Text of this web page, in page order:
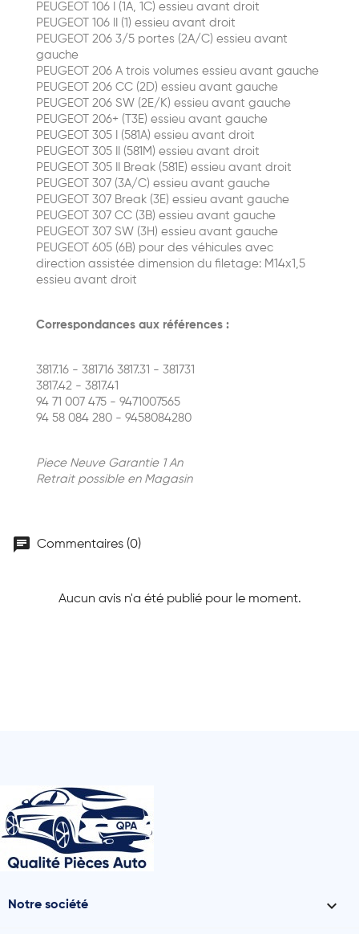
PEUGEOT 106 I (1A, 1C) essieu avant droit
PEUGEOT 106 II (1) essieu avant droit
PEUGEOT 206 3/5 portes (2A/C) essieu avant
gauche
PEUGEOT 206 A trois volumes essieu avant gauche
PEUGEOT 206 CC (2D) essieu avant gauche
PEUGEOT 206 SW (2E/K) essieu avant gauche
PEUGEOT 206+ (T3E) essieu avant gauche
PEUGEOT 305 I (581A) essieu avant droit
PEUGEOT 305 II (581M) essieu avant droit
PEUGEOT 305 II Break (581E) essieu avant droit
PEUGEOT 307 (3A/C) essieu avant gauche
PEUGEOT 307 Break (3E) essieu avant gauche
PEUGEOT 307 CC (3B) essieu avant gauche
PEUGEOT 307 SW (3H) essieu avant gauche
PEUGEOT 605 (6B) pour des véhicules avec
direction assistée dimension du filetage: M14x1,5
essieu avant droit
Correspondances aux références :
3817.16 - 381716 3817.31 - 381731
3817.42 - 3817.41
94 71 007 475 - 9471007565
94 58 084 280 - 9458084280
Piece Neuve Garantie 1 An
Retrait possible en Magasin
chat Commentaires (0)
Aucun avis n'a été publié pour le moment.
Notre société 